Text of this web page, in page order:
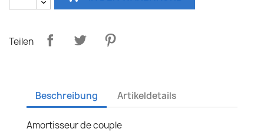
Teilen
Beschreibung Artikeldetails
Amortisseur de couple